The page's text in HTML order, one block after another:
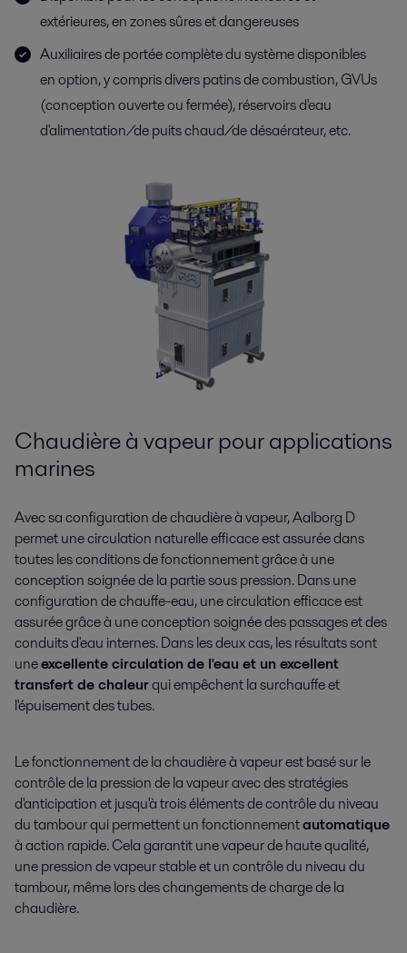
extérieures, en zones sûres et dangereuses
Auxiliaires de portée complète du système disponibles
en option, y compris divers patins de combustion, GVUs
(conception ouverte ou fermée), réservoirs d'eau
d'alimentation/de puits chaud/de désaérateur, etc.
Chaudière à vapeur pour applications
marines
Avec sa configuration de chaudière à vapeur, Aalborg D
permet une circulation naturelle efficace est assurée dans
toutes les conditions de fonctionnement grâce à une
conception soignée de la partie sous pression. Dans une
configuration de chauffe-eau, une circulation efficace est
assurée grâce à une conception soignée des passages et des
conduits d'eau internes. Dans les deux cas, les résultats sont
uneexcellente circulation de l'eau et un excellent
transfert de chaleurqui empêchent la surchauffe et
l'épuisement des tubes.
Le fonctionnement de la chaudière à vapeur est basé sur le
contrôle de la pression de la vapeur avec des stratégies
d'anticipation et jusqu'à trois éléments de contrôle du niveau
du tambour qui permettent un fonctionnementautomatique
à action rapide. Cela garantit une vapeur de haute qualité,
une pression de vapeur stable et un contrôle du niveau du
tambour, même lors des changements de charge de la
chaudière.